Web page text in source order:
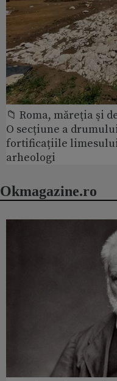
📁 Roma, măreţia şi
O secțiune a
fortificațiile limesului
arheologi
Okmagazine.ro